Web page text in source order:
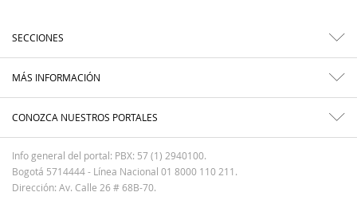
SECCIONES
MÁS INFORMACIÓN
CONOZCA NUESTROS PORTALES
Info general del portal: PBX: 57 (1) 2940100.
Bogotá 5714444 - Línea Nacional 01 8000 110 211.
Dirección: Av. Calle 26 # 68B-70.